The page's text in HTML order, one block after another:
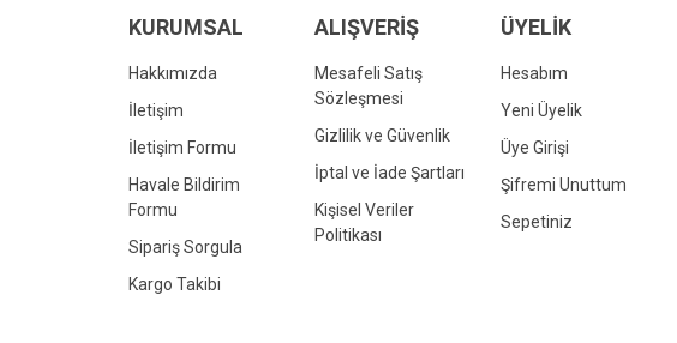
Bu ürüne benzer farklı alternatifler olmalı.
KURUMSAL
Hakkımızda
İletişim
İletişim Formu
Havale Bildirim
Formu
Sipariş Sorgula
Kargo Takibi
ALIŞVERİŞ
Mesafeli Satış
Sözleşmesi
Gizlilik ve Güvenlik
İptal ve İade Şartları
Kişisel Veriler
Politikası
ÜYELİK
Hesabım
Yeni Üyelik
Üye Girişi
Şifremi Unuttum
Sepetiniz